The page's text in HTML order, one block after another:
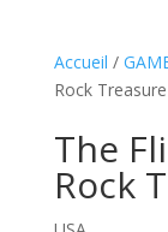
Accueil /
Rock
The
Rock